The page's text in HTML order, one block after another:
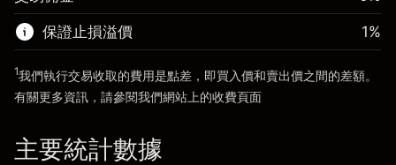
前往平台
保證止損溢價 1%
1我們執行交易收取的費用是點差，即買入價和賣出價之間的差額。
有關更多資訊，請參閱我們網站上的收費頁面
主要統計數據